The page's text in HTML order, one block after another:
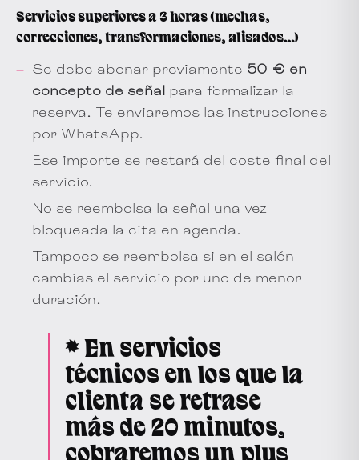
Servicios superiores a 3 horas (mechas,
correcciones, transformaciones, alisados…)
Se debe abonar previamente 50 € en
concepto de señal para formalizar la
reserva. Te enviaremos las instrucciones
por WhatsApp.
Ese importe se restará del coste final del
servicio.
No se reembolsa la señal una vez
bloqueada la cita en agenda.
Tampoco se reembolsa si en el salón
cambias el servicio por uno de menor
duración.
* En servicios
técnicos en los que la
clienta se retrase
más de 20 minutos,
cobraremos un plus